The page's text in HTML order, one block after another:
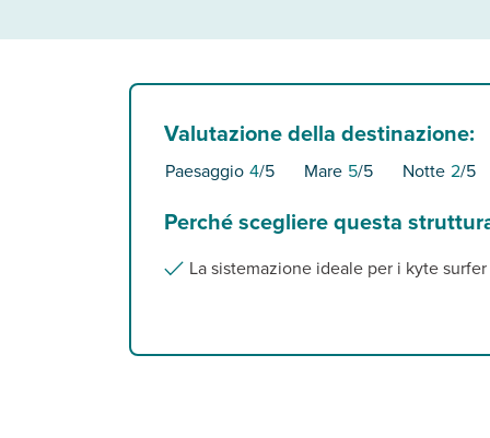
Valutazione della destinazione:
Paesaggio 4/5 Mare 5/5 Notte 2/5
Perché scegliere questa
La sistemazione ideale per i kyte surfer